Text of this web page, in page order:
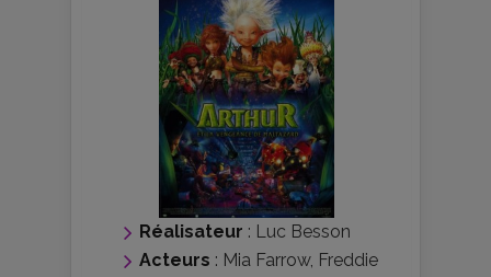
Réalisateur : Luc Besson
Acteurs : Mia Farrow, Freddie